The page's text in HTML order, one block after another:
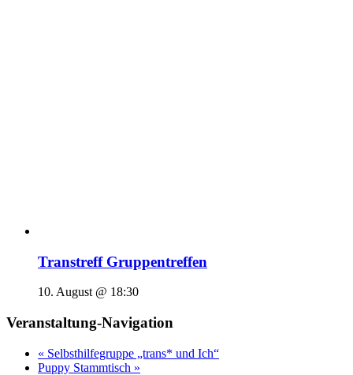
Transtreff Gruppentreffen
10. August @ 18:30
Veranstaltung-Navigation
« Selbsthilfegruppe „trans* und Ich“
Puppy Stammtisch »